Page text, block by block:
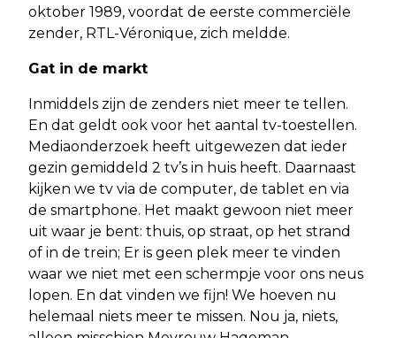
oktober 1989, voordat de eerste commerciële
zender, RTL-Véronique, zich meldde.
Gat in de markt
Inmiddels zijn de zenders niet meer te tellen.
En dat geldt ook voor het aantal tv-toestellen.
Mediaonderzoek heeft uitgewezen dat ieder
gezin gemiddeld 2 tv’s in huis heeft. Daarnaast
kijken we tv via de computer, de tablet en via
de smartphone. Het maakt gewoon niet meer
uit waar je bent: thuis, op straat, op het strand
of in de trein; Er is geen plek meer te vinden
waar we niet met een schermpje voor ons neus
lopen. En dat vinden we fijn! We hoeven nu
helemaal niets meer te missen. Nou ja, niets,